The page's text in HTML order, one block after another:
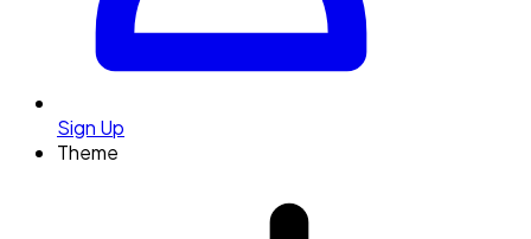
Sign Up
Theme